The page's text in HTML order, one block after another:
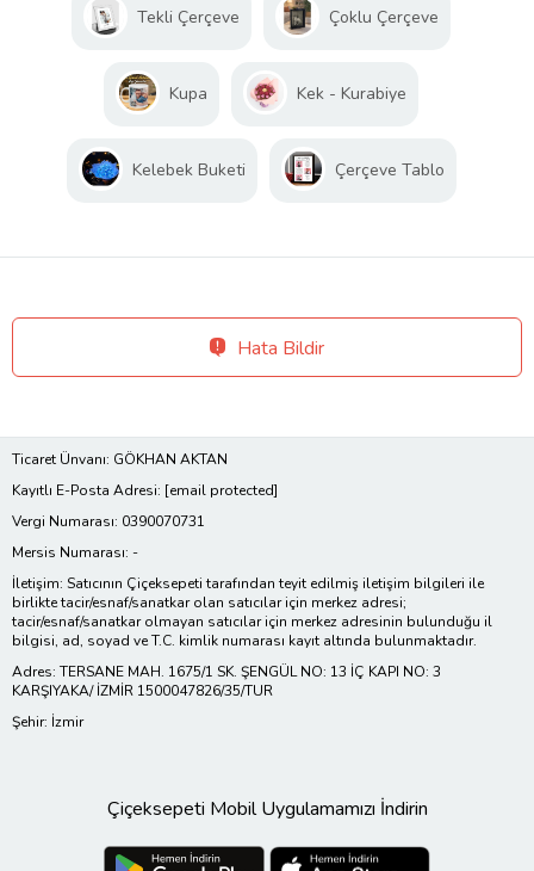
Tekli Çerçeve Çoklu Çerçeve
Kupa Kek - Kurabiye
Kelebek Buketi Çerçeve Tablo
Hata Bildir
Ticaret Ünvanı: GÖKHAN AKTAN
Kayıtlı E-Posta Adresi: [email protected]
Vergi Numarası: 0390070731
Mersis Numarası: -
İletişim: Satıcının Çiçeksepeti tarafından teyit edilmiş iletişim bilgileri ile
birlikte tacir/esnaf/sanatkar olan satıcılar için merkez adresi;
tacir/esnaf/sanatkar olmayan satıcılar için merkez adresinin bulunduğu il
bilgisi, ad, soyad ve T.C. kimlik numarası kayıt altında bulunmaktadır.
Adres: TERSANE MAH. 1675/1 SK. ŞENGÜL NO: 13 İÇ KAPI NO: 3
KARŞIYAKA/ İZMİR 1500047826/35/TUR
Şehir: İzmir
Çiçeksepeti Mobil Uygulamamızı İndirin